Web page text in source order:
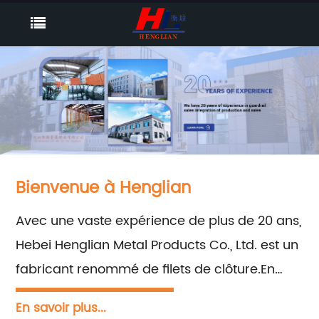
Bienvenue à Henglian
Avec une vaste expérience de plus de 20 ans,
Hebei Henglian Metal Products Co., Ltd. est un
fabricant renommé de filets de clôture.En
tant que fiers membres de l'Anping Fence Net
En savoir plus...